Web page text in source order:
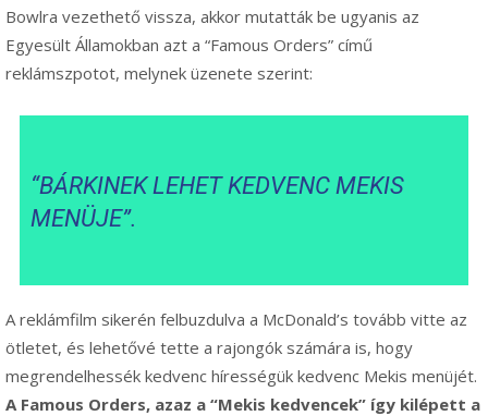
Bowlra vezethető vissza, akkor mutatták be ugyanis az
Egyesült Államokban azt a “Famous Orders” című
reklámszpotot, melynek üzenete szerint:
“BÁRKINEK LEHET KEDVENC MEKIS
MENÜJE”.
A reklámfilm sikerén felbuzdulva a McDonald’s tovább vitte az
ötletet, és lehetővé tette a rajongók számára is, hogy
megrendelhessék kedvenc hírességük kedvenc Mekis menüjét.
A Famous Orders, azaz a “Mekis kedvencek” így kilépett a